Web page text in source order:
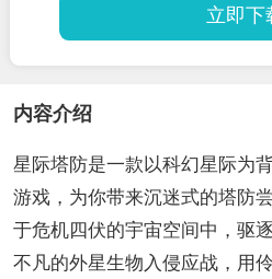
立即下
内容介绍
星际塔防是一款以科幻星际为
游戏，为你带来沉迷式的塔防
于危机四伏的宇宙空间中，驱
不凡的外星生物入侵应战，用